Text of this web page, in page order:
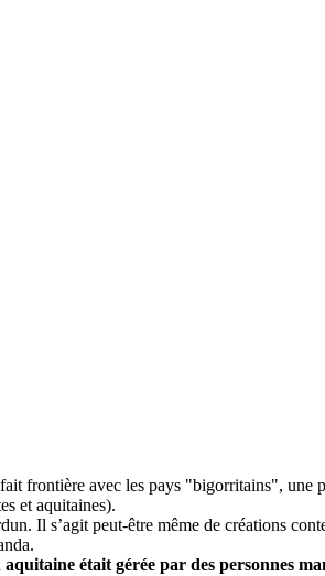
frontière avec les pays "bigorritains", une
et aquitaines).
Il s’agit peut-être même de créations
était gérée par des personnes